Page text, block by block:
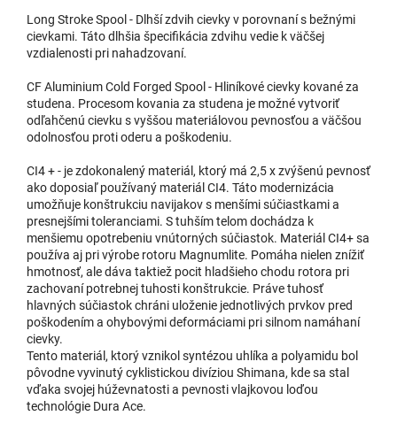
Long Stroke Spool - Dlhší zdvih cievky v porovnaní s bežnými
cievkami. Táto dlhšia špecifikácia zdvihu vedie k väčšej
vzdialenosti pri nahadzovaní.
CF Aluminium Cold Forged Spool - Hliníkové cievky kované za
studena. Procesom kovania za studena je možné vytvoriť
odľahčenú cievku s vyššou materiálovou pevnosťou a väčšou
odolnosťou proti oderu a poškodeniu.
CI4 + - je zdokonalený materiál, ktorý má 2,5 x zvýšenú pevnosť
ako doposiaľ používaný materiál CI4. Táto modernizácia
umožňuje konštrukciu navijakov s menšími súčiastkami a
presnejšími toleranciami. S tuhším telom dochádza k
menšiemu opotrebeniu vnútorných súčiastok. Materiál CI4+ sa
používa aj pri výrobe rotoru Magnumlite. Pomáha nielen znížiť
hmotnosť, ale dáva taktiež pocit hladšieho chodu rotora pri
zachovaní potrebnej tuhosti konštrukcie. Práve tuhosť
hlavných súčiastok chráni uloženie jednotlivých prvkov pred
poškodením a ohybovými deformáciami pri silnom namáhaní
cievky.
Tento materiál, ktorý vznikol syntézou uhlíka a polyamidu bol
pôvodne vyvinutý cyklistickou divíziou Shimana, kde sa stal
vďaka svojej húževnatosti a pevnosti vlajkovou loďou
technológie Dura Ace.